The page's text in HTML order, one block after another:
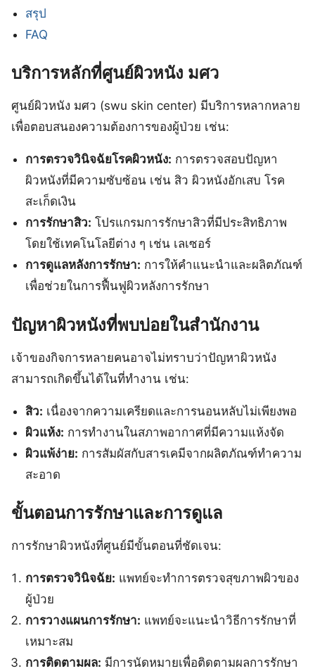
สรุป
FAQ
บริการหลักที่ศูนย์ผิวหนัง มศว
ศูนย์ผิวหนัง มศว (swu skin center) มีบริการหลากหลาย
เพื่อตอบสนองความต้องการของผู้ป่วย เช่น:
การตรวจวินิจฉัยโรคผิวหนัง: การตรวจสอบปัญหา
ผิวหนังที่มีความซับซ้อน เช่น สิว ผิวหนังอักเสบ โรค
สะเก็ดเงิน
การรักษาสิว: โปรแกรมการรักษาสิวที่มีประสิทธิภาพ
โดยใช้เทคโนโลยีต่าง ๆ เช่น เลเซอร์
การดูแลหลังการรักษา: การให้คำแนะนำและผลิตภัณฑ์
เพื่อช่วยในการฟื้นฟูผิวหลังการรักษา
ปัญหาผิวหนังที่พบบ่อยในสำนักงาน
เจ้าของกิจการหลายคนอาจไม่ทราบว่าปัญหาผิวหนัง
สามารถเกิดขึ้นได้ในที่ทำงาน เช่น:
สิว: เนื่องจากความเครียดและการนอนหลับไม่เพียงพอ
ผิวแห้ง: การทำงานในสภาพอากาศที่มีความแห้งจัด
ผิวแพ้ง่าย: การสัมผัสกับสารเคมีจากผลิตภัณฑ์ทำความ
สะอาด
ขั้นตอนการรักษาและการดูแล
การรักษาผิวหนังที่ศูนย์มีขั้นตอนที่ชัดเจน:
การตรวจวินิจฉัย: แพทย์จะทำการตรวจสุขภาพผิวของ
ผู้ป่วย
การวางแผนการรักษา: แพทย์จะแนะนำวิธีการรักษาที่
เหมาะสม
การติดตามผล: มีการนัดหมายเพื่อติดตามผลการรักษา